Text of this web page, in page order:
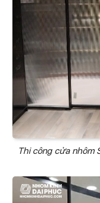
Thi công cửa nhôm